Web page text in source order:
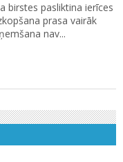
birstes pasliktina ierīces
prasa vairāk
nav...